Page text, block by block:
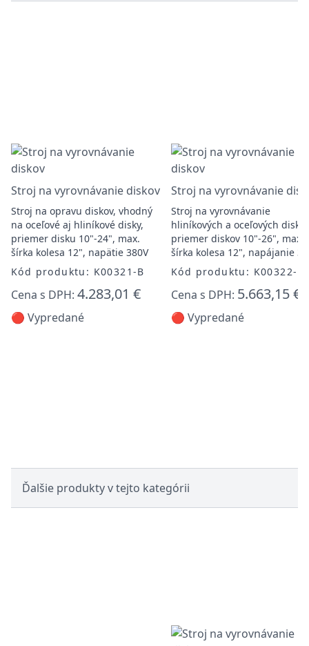
Stroj na vyrovnávanie diskov
Stroj na opravu diskov, vhodný
na oceľové aj hliníkové disky,
priemer disku 10"-24", max.
šírka kolesa 12", napätie 380V
Kód produktu: K00321-B
Cena s DPH: 4.283,01 €
🔴 Vypredané
Stroj na vyrovnávanie
Stroj na vyrovnávanie
hliníkových a oceľových
priemer diskov 10"-26", max.
šírka kolesa 12", napájanie
Kód produktu: K00322-B
Cena s DPH: 5.663,15 €
🔴 Vypredané
Ďalšie produkty v tejto kategórii